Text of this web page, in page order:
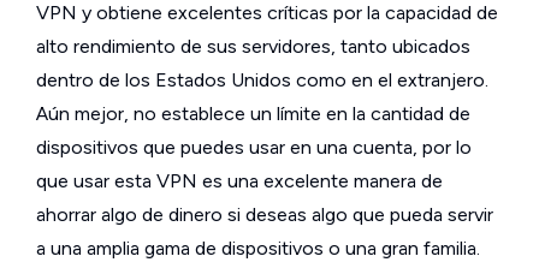
VPN y obtiene excelentes críticas por la capacidad de
alto rendimiento de sus servidores, tanto ubicados
dentro de los Estados Unidos como en el extranjero.
Aún mejor, no establece un límite en la cantidad de
dispositivos que puedes usar en una cuenta, por lo
que usar esta VPN es una excelente manera de
ahorrar algo de dinero si deseas algo que pueda servir
a una amplia gama de dispositivos o una gran familia.